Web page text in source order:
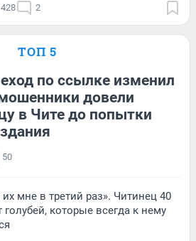
428 2
ТОП 5
по ссылке изменил
довели
в Чите до попытки
50
мне в третий раз». Читинец 40
голубей, которые всегда к нему